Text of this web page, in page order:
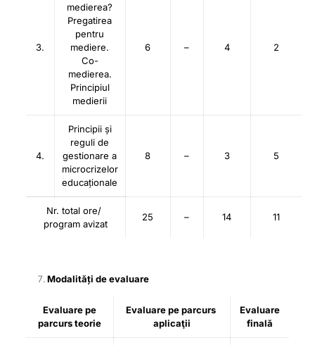
3.
medierea?
Pregatirea
pentru
mediere.
Co-
medierea.
Principiul
medierii
6 – 4 2
4.
Principii și
reguli de
gestionare a
microcrizelor
educaționale
8 – 3 5
Nr. total ore/
program avizat
25 – 14 11
Modalități de evaluare
Evaluare pe
parcurs teorie
Evaluare pe parcurs
aplicaţii
Evaluare
finală